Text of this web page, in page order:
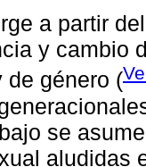
a partir
y cambio
de género (
se
aludidas